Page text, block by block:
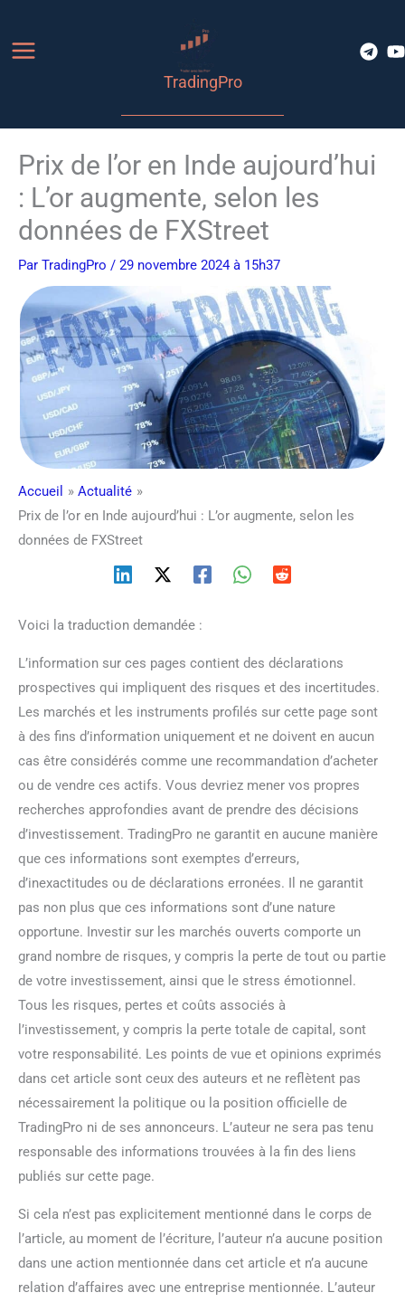
contenu
TradingPro
Prix de l’or en Inde aujourd’hui
: L’or augmente, selon les
données de FXStreet
Par TradingPro / 29 novembre 2024 à 15h37
Accueil
Actualité
Prix de l’or en Inde aujourd’hui : L’or augmente, selon les
données de FXStreet
Voici la traduction demandée :
L’information sur ces pages contient des déclarations
prospectives qui impliquent des risques et des incertitudes.
Les marchés et les instruments profilés sur cette page sont
à des fins d’information uniquement et ne doivent en aucun
cas être considérés comme une recommandation d’acheter
ou de vendre ces actifs. Vous devriez mener vos propres
recherches approfondies avant de prendre des décisions
d’investissement. TradingPro ne garantit en aucune manière
que ces informations sont exemptes d’erreurs,
d’inexactitudes ou de déclarations erronées. Il ne garantit
pas non plus que ces informations sont d’une nature
opportune. Investir sur les marchés ouverts comporte un
grand nombre de risques, y compris la perte de tout ou partie
de votre investissement, ainsi que le stress émotionnel.
Tous les risques, pertes et coûts associés à
l’investissement, y compris la perte totale de capital, sont
votre responsabilité. Les points de vue et opinions exprimés
dans cet article sont ceux des auteurs et ne reflètent pas
nécessairement la politique ou la position officielle de
TradingPro ni de ses annonceurs. L’auteur ne sera pas tenu
responsable des informations trouvées à la fin des liens
publiés sur cette page.
Si cela n’est pas explicitement mentionné dans le corps de
l’article, au moment de l’écriture, l’auteur n’a aucune position
dans une action mentionnée dans cet article et n’a aucune
relation d’affaires avec une entreprise mentionnée. L’auteur